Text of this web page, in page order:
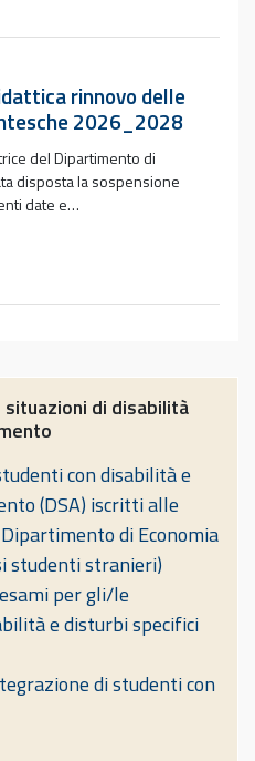
rinnovo delle
2026_2028
del Dipartimento di
disposta la sospensione
date e…
di disabilità
con disabilità e
(DSA) iscritti alle
di Economia
studenti stranieri)
per gli/le
e disturbi specifici
di studenti con